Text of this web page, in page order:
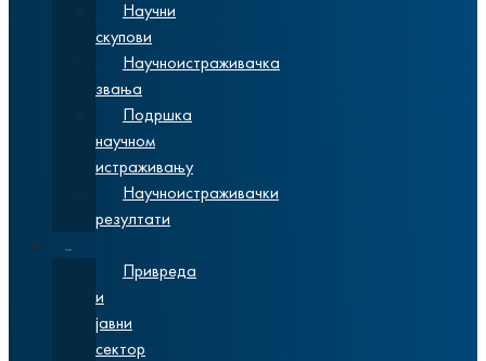
Научни
скупови
Научноистраживачка
звања
Подршка
научном
истраживању
Научноистраживачки
резултати
Привреда
и
јавни
сектор